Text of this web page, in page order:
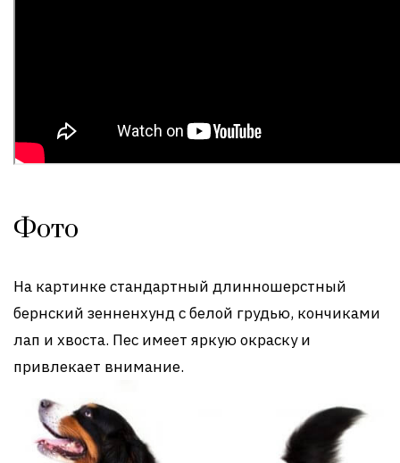
Фото
На картинке стандартный длинношерстный
бернский зенненхунд с белой грудью, кончиками
лап и хвоста. Пес имеет яркую окраску и
привлекает внимание.